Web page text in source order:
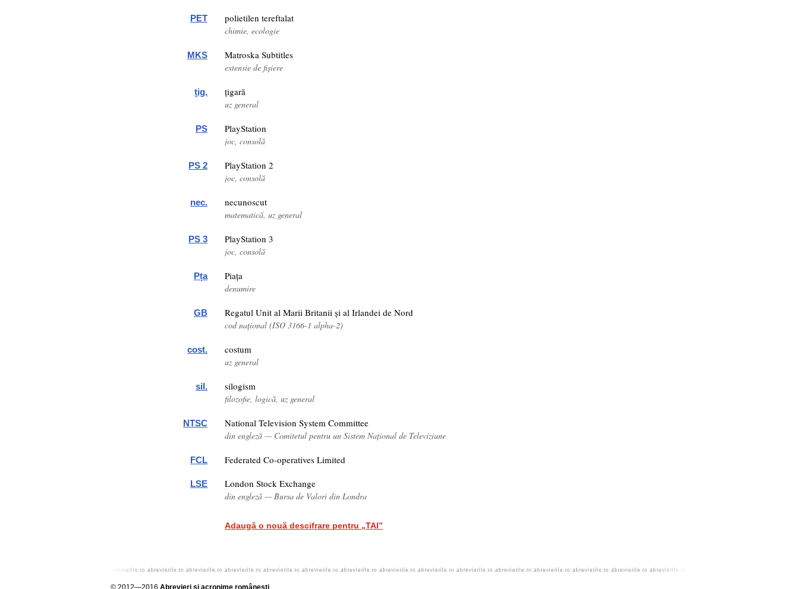
PET polietilen tereftalat
chimie, ecologie
MKS Matroska Subtitles
extensie de fișiere
țig. țigară
uz general
PS PlayStation
joc, consolă
PS 2 PlayStation 2
joc, consolă
nec. necunoscut
matematică, uz general
PS 3 PlayStation 3
joc, consolă
Pța Piața
denumire
GB Regatul Unit al Marii Britanii și al Irlandei de Nord
cod național (ISO 3166-1 alpha-2)
cost. costum
uz general
sil. silogism
filozofie, logică, uz general
NTSC National Television System Committee
din engleză — Comitetul pentru un Sistem Național de Televiziune
FCL Federated Co-operatives Limited
LSE London Stock Exchange
din engleză — Bursa de Valori din Londra
Adaugă o nouă descifrare pentru „TAI”
© 2012—2016 Abrevieri și acronime românești